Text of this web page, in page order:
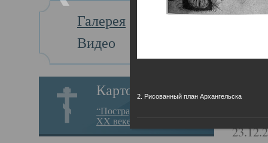
Галерея
Видео
Картотека
“Пострадавшие за веру в
XX веке на Севере”
Главная
2. Рисованный план Архангельска